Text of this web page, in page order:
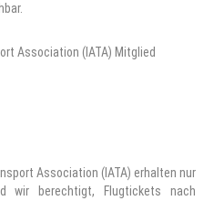
Association (IATA) erhalten nur
wir berechtigt, Flugtickets nach